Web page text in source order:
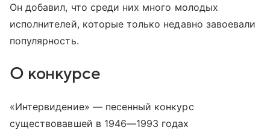
Он добавил, что среди них много молодых
исполнителей, которые только недавно завоевали
популярность.
О конкурсе
«Интервидение» — песенный конкурс
существовавшей в 1946—1993 годах